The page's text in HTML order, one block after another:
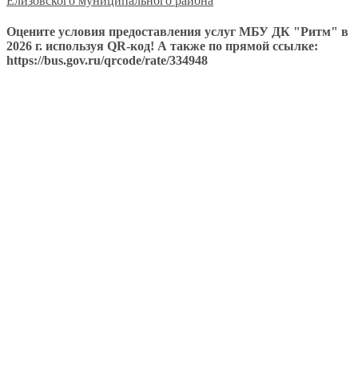
Оцените условия предоставления услуг МБУ ДК "Ритм" в
2026 г. используя QR-код! А также по прямой ссылке:
https://bus.gov.ru/qrcode/rate/334948